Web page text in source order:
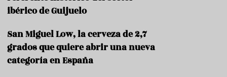
e
s
ibérico de Guijuelo
San Miguel Low, la cerveza de 2,7
grados que quiere abrir una nueva
categoría en España